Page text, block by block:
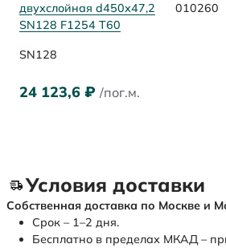
двухслойная d450х47,2
SN128 F1254 Т60
010260
SN128
24 123,6 ₽ /пог.м.
Условия доставки
Собственная доставка по Москве и
Срок – 1–2 дня.
Бесплатно в пределах МКАД –